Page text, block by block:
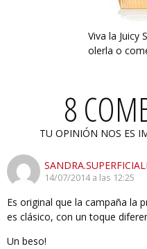
Viva la Juicy
olerla o
8
TU OPINIÓN NOS ES
14/07/2014 a las 12:25
Es original que la campaña la
es clásico, con un toque
Un beso!